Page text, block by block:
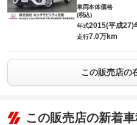
車両本体価格
(税込)
年式2015(平成27)
走行7.0万km
この販売店の
この販売店の新着